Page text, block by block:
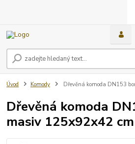
Úvod Komody Dřevěná komoda DN153
Dřevěná komoda
masiv 125x92x42 cm